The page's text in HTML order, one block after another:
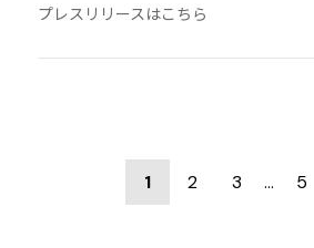
プレスリリースはこちら
1 2 3 … 5